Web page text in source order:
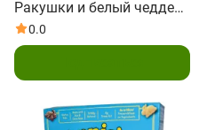
Ракушки и белый чеддер,
Макароны с сыром,
6 унций (170 г)
0.0